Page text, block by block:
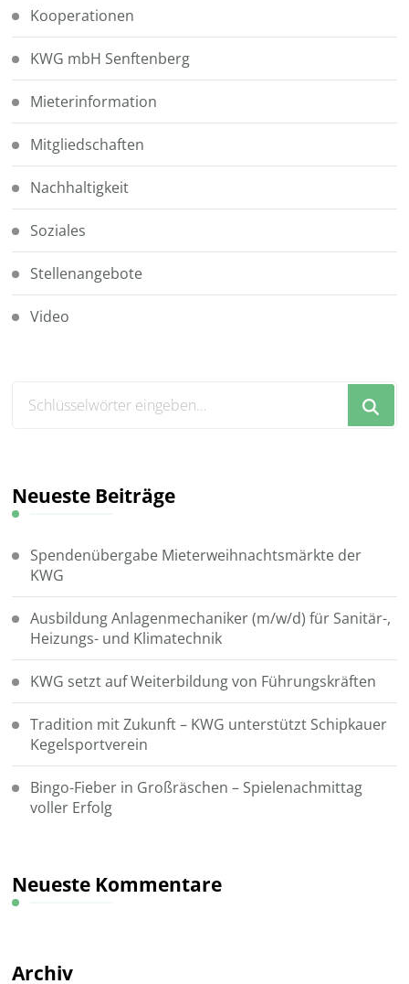
Kooperationen
KWG mbH Senftenberg
Mieterinformation
Mitgliedschaften
Nachhaltigkeit
Soziales
Stellenangebote
Video
Neueste Beiträge
Spendenübergabe Mieterweihnachtsmärkte der
KWG
Ausbildung Anlagenmechaniker (m/w/d) für Sanitär-,
Heizungs- und Klimatechnik
KWG setzt auf Weiterbildung von Führungskräften
Tradition mit Zukunft – KWG unterstützt Schipkauer
Kegelsportverein
Bingo-Fieber in Großräschen – Spielenachmittag
voller Erfolg
Neueste Kommentare
Archiv